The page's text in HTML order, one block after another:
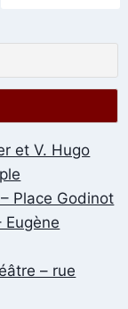
et V. Hugo
Place Godinot
Eugène
– rue